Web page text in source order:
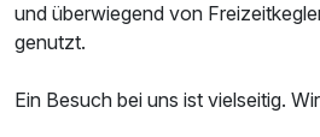
und überwiegend von
genutzt.
Ein Besuch bei uns ist vielseitig.